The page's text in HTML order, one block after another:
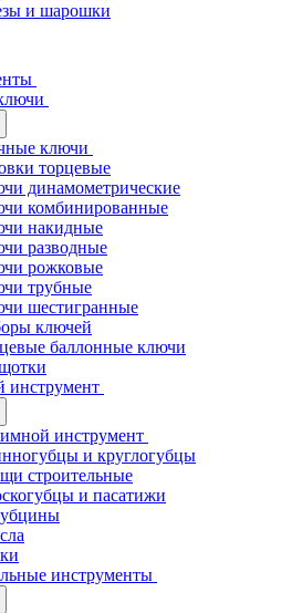
и шарошки
ключи
торцевые
динамометрические
комбинированные
накидные
разводные
рожковые
трубные
шестигранные
ключей
баллонные ключи
инструмент
инструмент
и круглогубцы
строительные
и пасатижи
инструменты